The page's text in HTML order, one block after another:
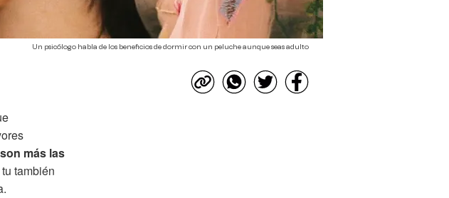
Un psicólogo habla de los beneficios de dormir con un peluche aunque seas adulto
más las
también